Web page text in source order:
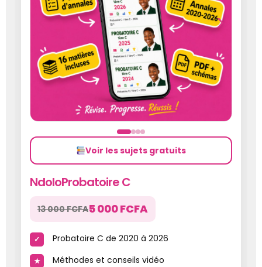
‹ ›
Voir les sujets gratuits
NdoloProbatoire C
13 000 FCFA5 000 FCFA
Probatoire C de 2020 à 2026
Méthodes et conseils vidéo